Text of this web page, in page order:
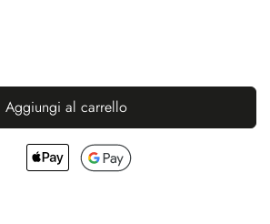
Aggiungi al carrello